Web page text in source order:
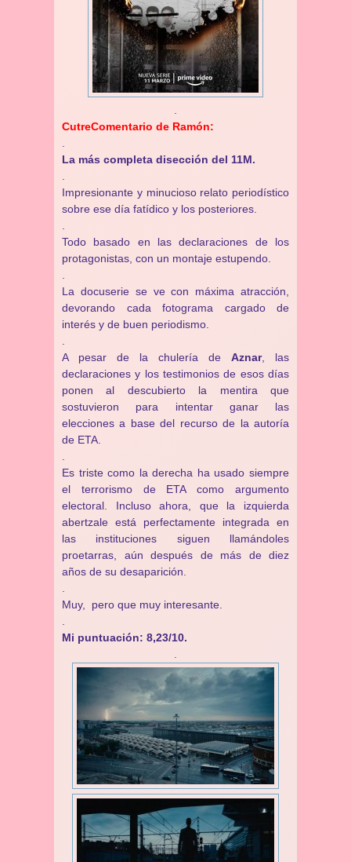
CutreComentario de Ramón:
La más completa disección del 11M.
Impresionante y minucioso relato periodístico
sobre ese día fatídico y los posteriores.
Todo basado en las declaraciones de los
protagonistas, con un montaje estupendo.
La docuserie se ve con máxima atracción,
devorando cada fotograma cargado de
interés y de buen periodismo.
A pesar de la chulería de Aznar, las
declaraciones y los testimonios de esos días
ponen al descubierto la mentira que
sostuvieron para intentar ganar las
elecciones a base del recurso de la autoría
de ETA.
Es triste como la derecha ha usado siempre
el terrorismo de ETA como argumento
electoral. Incluso ahora, que la izquierda
abertzale está perfectamente integrada en
las instituciones siguen llamándoles
proetarras, aún después de más de diez
años de su desaparición.
Muy, pero que muy interesante.
Mi puntuación: 8,23/10.